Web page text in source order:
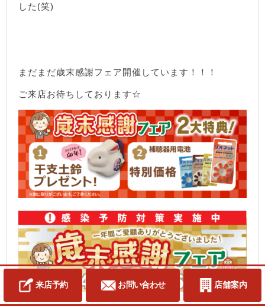
来店予約 お問い合わせ 店舗案内
した(笑)
まだまだ歳末感謝フェア開催しています！！！
ご来店お待ちしております☆